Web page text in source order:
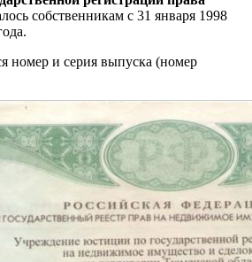
собственникам с 31 января 1998
номер и серия выпуска (номер